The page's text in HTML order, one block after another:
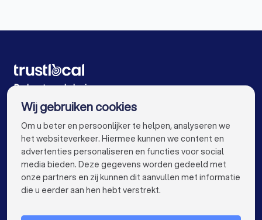
Webdesigners in Antwerpen
Webdesigners in Gent
Webdesigners in Brugge
Webdesigners in Leuven
Webdesigners in Mechelen
Webdesigners in Kortrijk
Webdesigners in Hasselt
Webdesigners in Sint-Niklaas
De beste webdesigners voor u
VOOR PARTICULIEREN keyboard_arrow_down
Wij gebruiken cookies
Om u beter en persoonlijker te helpen, analyseren we
het websiteverkeer. Hiermee kunnen we content en
advertenties personaliseren en functies voor social
media bieden. Deze gegevens worden gedeeld met
onze partners en zij kunnen dit aanvullen met informatie
die u eerder aan hen hebt verstrekt.